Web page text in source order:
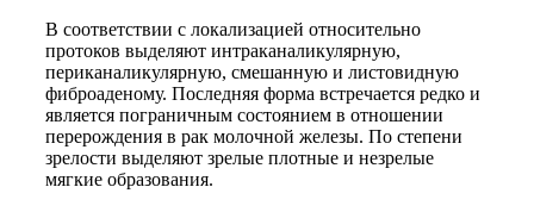
В соответствии с локализацией относительно
протоков выделяют интраканаликулярную,
периканаликулярную, смешанную и листовидную
фиброаденому. Последняя форма встречается редко и
является пограничным состоянием в отношении
перерождения в рак молочной железы. По степени
зрелости выделяют зрелые плотные и незрелые
мягкие образования.